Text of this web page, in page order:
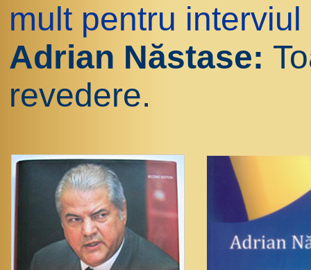
mult pentru
Adrian Năstase:
revedere.